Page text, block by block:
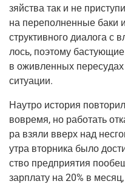
зяй­ства так и не
на пере­пол­нен­ные баки
струк­тив­но­го диа­ло­га с
лось, поэто­му
в ожив­лен­ных
ситуации.
Наут­ро исто­рия
вовре­мя, но рабо­тать
ра взя­ли вверх над
утра втор­ни­ка было
ство пред­при­я­тия
зар­пла­ту на 20% в